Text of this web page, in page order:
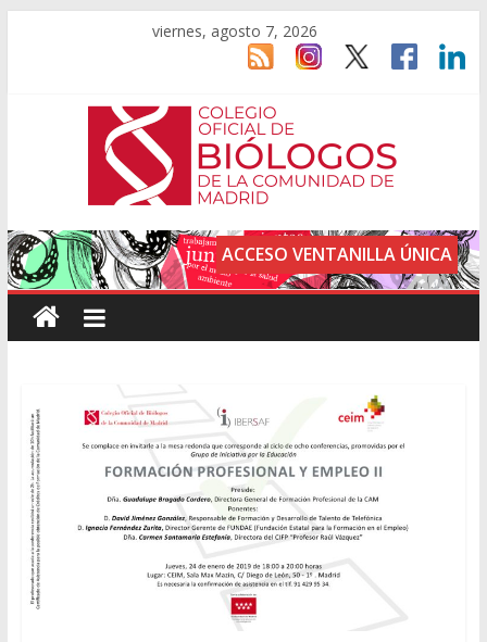
viernes, agosto 7, 2026
ACCESO VENTANILLA ÚNICA